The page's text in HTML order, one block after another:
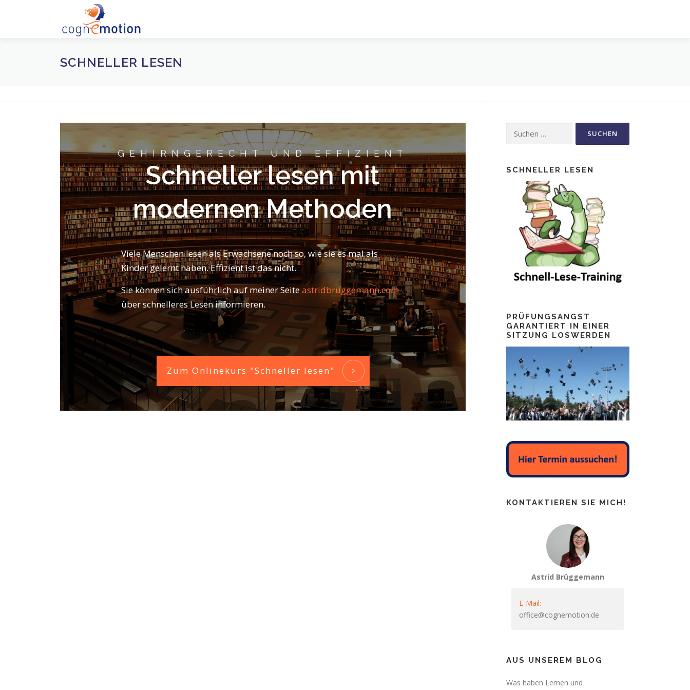
SCHNELLER LESEN
GEHIRNGERECHT UND EFFIZIENT
Schneller lesen mit
modernen Methoden
Viele Menschen lesen als Erwachsene noch so, wie sie es mal als
Kinder gelernt haben. Effizient ist das nicht.
Sie können sich ausführlich auf meiner Seiteastridbruggemann.com
über schnelleres Lesen informieren.
Zum Onlinekurs "Schneller lesen"
nach:
SCHNELLER LESEN
PRÜFUNGSANGST
GARANTIERT IN EINER
SITZUNG LOSWERDEN
KONTAKTIEREN SIE MICH!
Astrid Brüggemann
E-Mail:
office@cognemotion.de
AUS UNSEREM BLOG
Was haben Lernen und